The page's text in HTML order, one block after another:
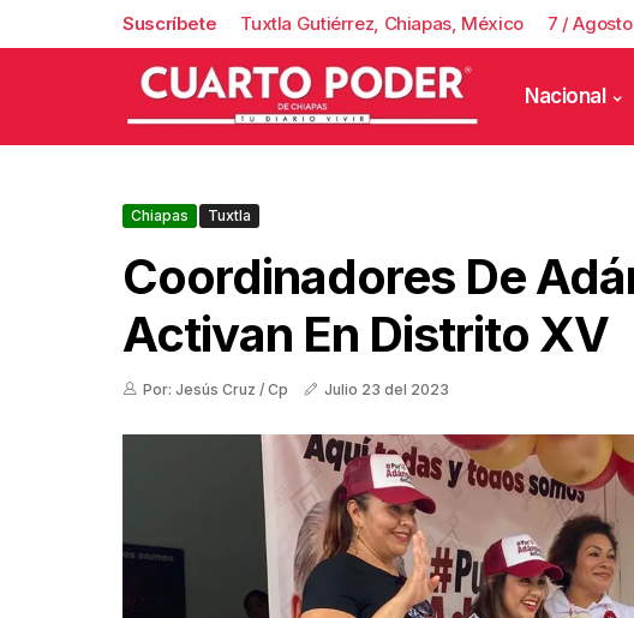
Suscríbete Tuxtla Gutiérrez, Chiapas, México 7 /
Nacional
Chiapas Tuxtla
Coordinadores De
Activan En Distrito XV
Por: Jesús Cruz / Cp Julio 23 del 2023